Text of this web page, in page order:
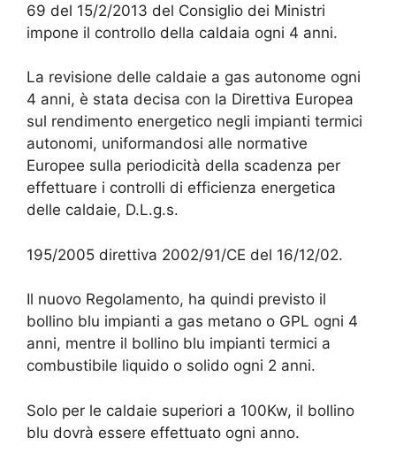
69 del 15/2/2013 del Consiglio dei Ministri
impone il controllo della caldaia ogni 4 anni.
La revisione delle caldaie a gas autonome ogni
4 anni, è stata decisa con la Direttiva Europea
sul rendimento energetico negli impianti termici
autonomi, uniformandosi alle normative
Europee sulla periodicità della scadenza per
effettuare i controlli di efficienza energetica
delle caldaie, D.L.g.s.
195/2005 direttiva 2002/91/CE del 16/12/02.
Il nuovo Regolamento, ha quindi previsto il
bollino blu impianti a gas metano o GPL ogni 4
anni, mentre il bollino blu impianti termici a
combustibile liquido o solido ogni 2 anni.
Solo per le caldaie superiori a 100Kw, il bollino
blu dovrà essere effettuato ogni anno.